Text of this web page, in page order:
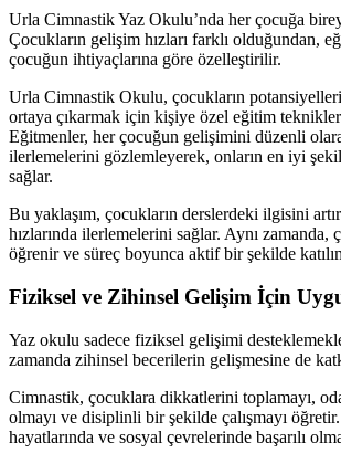
Urla Cimnastik Yaz Okulu’nda her çocuğa
Çocukların gelişim hızları farklı olduğundan,
çocuğun ihtiyaçlarına göre özelleştirilir.
Urla Cimnastik Okulu, çocukların
ortaya çıkarmak için kişiye özel eğitim
Eğitmenler, her çocuğun gelişimini düzenli
ilerlemelerini gözlemleyerek, onların en iyi
sağlar.
Bu yaklaşım, çocukların derslerdeki ilgisini
hızlarında ilerlemelerini sağlar. Aynı zamanda,
öğrenir ve süreç boyunca aktif bir şekilde
Fiziksel ve Zihinsel Gelişim İçin
Yaz okulu sadece fiziksel gelişimi
zamanda zihinsel becerilerin gelişmesine de
Cimnastik, çocuklara dikkatlerini toplamayı,
olmayı ve disiplinli bir şekilde çalışmayı
hayatlarında ve sosyal çevrelerinde başarılı